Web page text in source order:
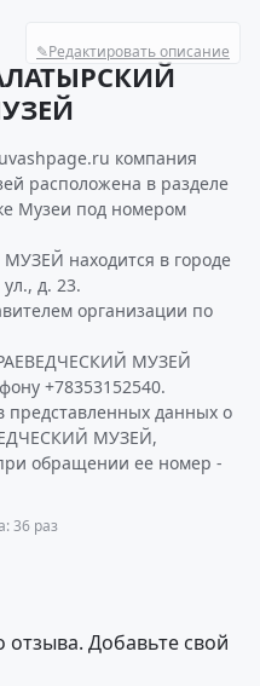
✎Редактировать описание
компания
расположена в разделе
Музеи под номером
находится в городе
д. 23.
организации по
МУЗЕЙ
+78353152540.
представленных данных о
МУЗЕЙ,
обращении ее номер -
36 раз
Добавьте свой